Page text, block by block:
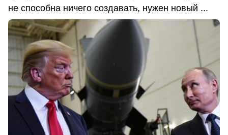
не способна ничего создавать, нужен новый ...